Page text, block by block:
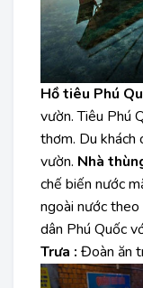
Hồ tiêu Phú
vườn. Tiêu Phú
thơm. Du khách
vườn. Nhà
chế biến nước
ngoài nước
dân Phú Quốc
Trưa : Đoàn ăn